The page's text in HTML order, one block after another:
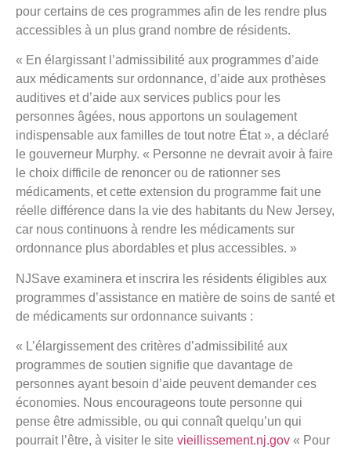
pour certains de ces programmes afin de les rendre plus
accessibles à un plus grand nombre de résidents.
« En élargissant l’admissibilité aux programmes d’aide
aux médicaments sur ordonnance, d’aide aux prothèses
auditives et d’aide aux services publics pour les
personnes âgées, nous apportons un soulagement
indispensable aux familles de tout notre État », a déclaré
le gouverneur Murphy. « Personne ne devrait avoir à faire
le choix difficile de renoncer ou de rationner ses
médicaments, et cette extension du programme fait une
réelle différence dans la vie des habitants du New Jersey,
car nous continuons à rendre les médicaments sur
ordonnance plus abordables et plus accessibles. »
NJSave examinera et inscrira les résidents éligibles aux
programmes d’assistance en matière de soins de santé et
de médicaments sur ordonnance suivants :
« L’élargissement des critères d’admissibilité aux
programmes de soutien signifie que davantage de
personnes ayant besoin d’aide peuvent demander ces
économies. Nous encourageons toute personne qui
pense être admissible, ou qui connaît quelqu’un qui
pourrait l’être, à visiter le site vieillissement.nj.gov « Pour